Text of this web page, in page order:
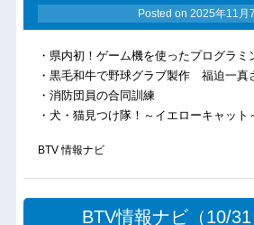
Posted on 2025年11月
・県内初！ゲーム機を使ったプログラミ
・黒毛和牛で野球グラブ製作 福迫一真
・消防団員の合同訓練
・犬・猫見つけ隊！～イエローキャット
BTV 情報ナビ
BTV情報ナビ（10/31